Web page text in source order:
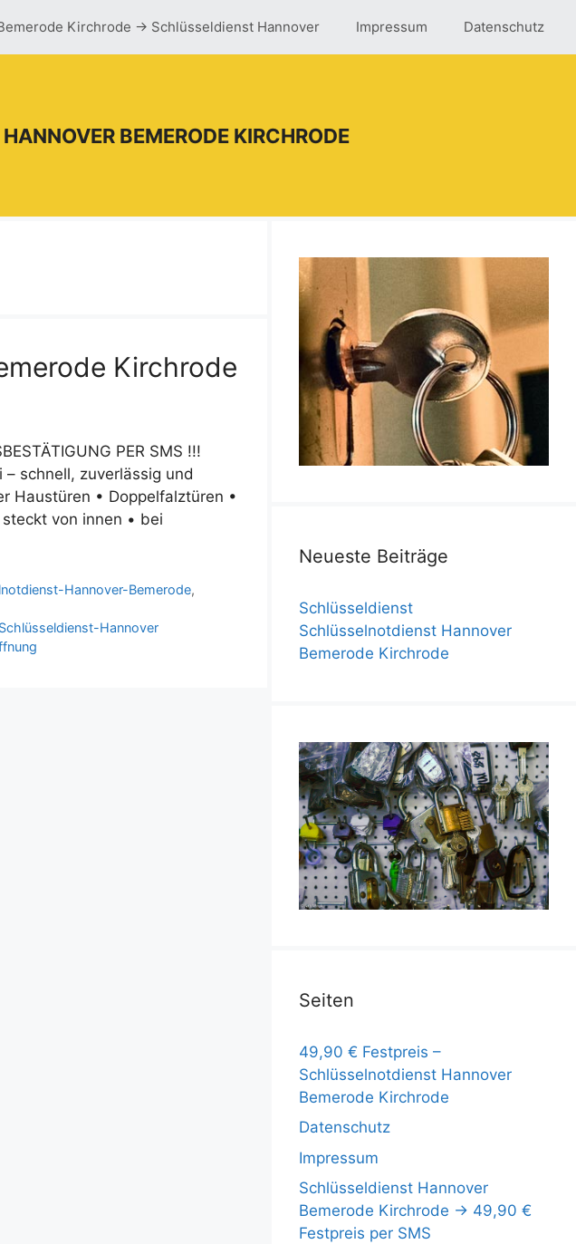
Kirchrode -> Schlüsseldienst Hannover Impressum Datenschutz
BEMERODE KIRCHRODE
Kirchrode
PER SMS !!!
schnell, zuverlässig und
Haustüren • Doppelfalztüren •
von innen • bei
Hannover-Bemerode,
Hannover
Neueste Beiträge
Schlüsseldienst
Schlüsselnotdienst Hannover
Bemerode Kirchrode
Seiten
49,90 € Festpreis –
Schlüsselnotdienst Hannover
Bemerode Kirchrode
Datenschutz
Impressum
Schlüsseldienst Hannover
Bemerode Kirchrode -> 49,90 €
Festpreis per SMS